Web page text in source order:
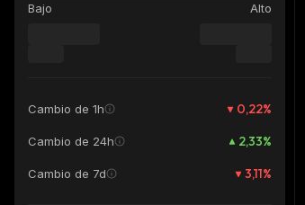
Bajo Alto
Cambio de 1h 0,22%
Cambio de 24h 2,33%
Cambio de 7d 3,11%